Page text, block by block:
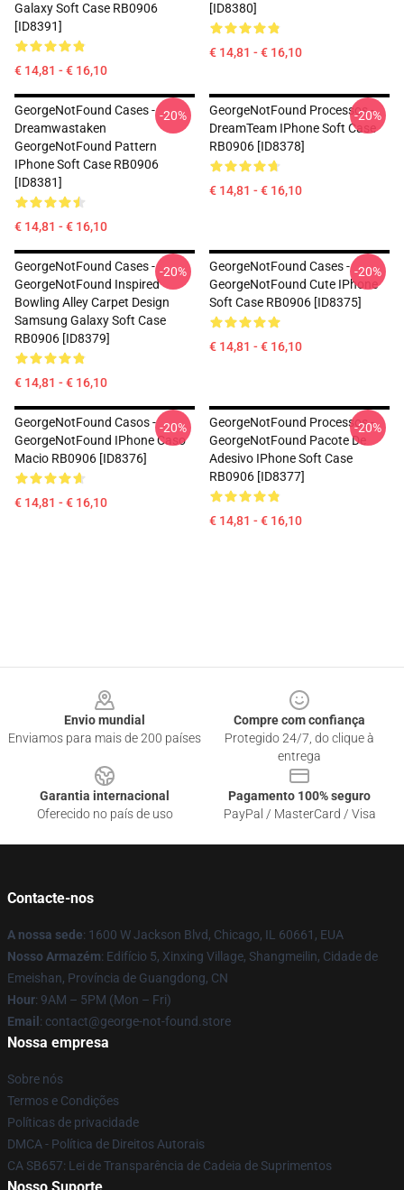
Galaxy Soft Case RB0906
[ID8391]
€ 14,81 - € 16,10
[ID8380]
€ 14,81 - € 16,10
GeorgeNotFound Cases -
Dreamwastaken
GeorgeNotFound Pattern
IPhone Soft Case RB0906
[ID8381]
€ 14,81 - € 16,10
-20%
GeorgeNotFound Processos -
DreamTeam IPhone Soft Case
RB0906 [ID8378]
€ 14,81 - € 16,10
-20%
GeorgeNotFound Cases -
GeorgeNotFound Inspired
Bowling Alley Carpet Design
Samsung Galaxy Soft Case
RB0906 [ID8379]
€ 14,81 - € 16,10
-20%
GeorgeNotFound Cases -
GeorgeNotFound Cute IPhone
Soft Case RB0906 [ID8375]
€ 14,81 - € 16,10
-20%
GeorgeNotFound Casos -
GeorgeNotFound IPhone Caso
Macio RB0906 [ID8376]
€ 14,81 - € 16,10
-20%
GeorgeNotFound Processos -
GeorgeNotFound Pacote De
Adesivo IPhone Soft Case
RB0906 [ID8377]
€ 14,81 - € 16,10
-20%
Envio mundial
Enviamos para mais de 200 países
Compre com confiança
Protegido 24/7, do clique à
entrega
Garantia internacional
Oferecido no país de uso
Pagamento 100% seguro
PayPal / MasterCard / Visa
Contacte-nos
A nossa sede: 1600 W Jackson Blvd, Chicago, IL 60661, EUA
Nosso Armazém: Edifício 5, Xinxing Village, Shangmeilin, Cidade de
Emeishan, Província de Guangdong, CN
Hour: 9AM – 5PM (Mon – Fri)
Email : contact@george-not-found.store
Nossa empresa
Sobre nós
Termos e Condições
Políticas de privacidade
DMCA - Política de Direitos Autorais
CA SB657: Lei de Transparência de Cadeia de Suprimentos